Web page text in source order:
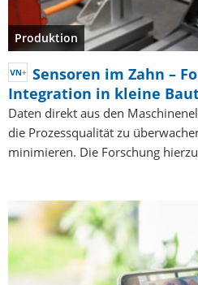
Produktion
Sensoren im Zahn –
Integration in kleine
Daten direkt aus den
die Prozessqualität zu
minimieren. Die Forschung